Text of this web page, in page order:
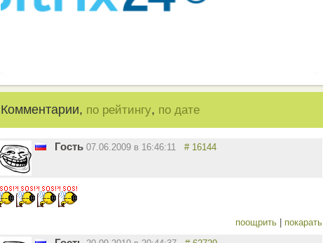
Комментарии, по рейтингу, по дате
Гость 07.06.2009 в 16:46:11 # 16144
поощрить покарать